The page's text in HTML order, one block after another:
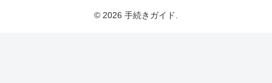
© 2026 手続きガイド.